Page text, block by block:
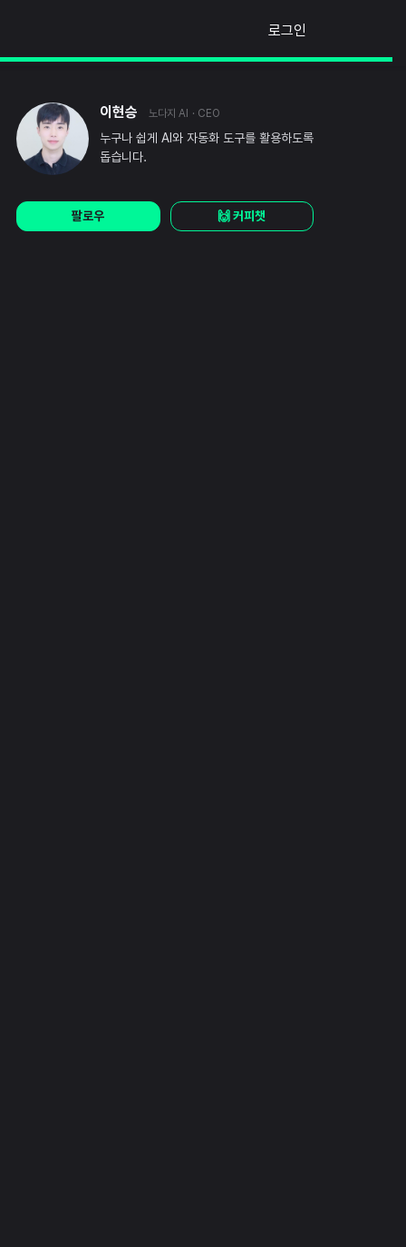
로그인
이현승 노다지 AI · CEO
누구나 쉽게 AI와 자동화 도구를 활용하도록
돕습니다.
팔로우 🙌 커피챗